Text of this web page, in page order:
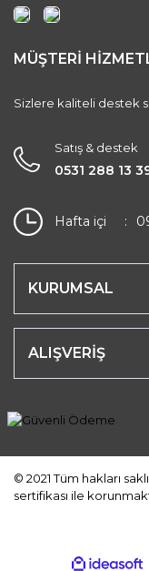
MÜŞTERİ
Sizlere kaliteli destek
Satış & destek
0531 288 13
Hafta içi
KURUMSAL
ALIŞVERİŞ
© 2021 Tüm hakları
sertifikası ile